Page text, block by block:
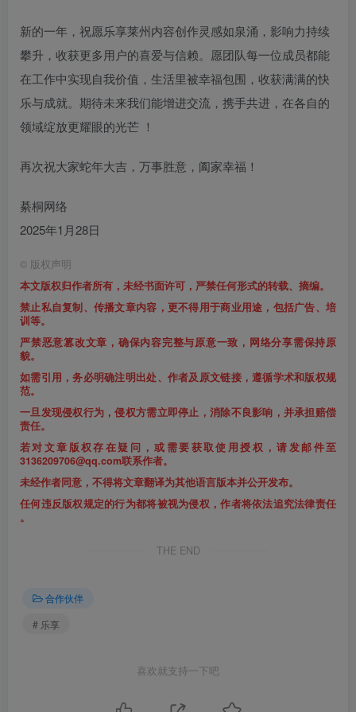
新的一年，祝愿乐享莱州内容创作灵感如泉涌，影响力持续
攀升，收获更多用户的喜爱与信赖。愿团队每一位成员都能
在工作中实现自我价值，生活里被幸福包围，收获满满的快
乐与成就。期待未来我们能增进交流，携手共进，在各自的
领域绽放更耀眼的光芒 ！
再次祝大家蛇年大吉，万事胜意，阖家幸福！
綦桐网络
2025年1月28日
© 版权声明
本文版权归作者所有，未经书面许可，严禁任何形式的转载、摘编。
禁止私自复制、传播文章内容，更不得用于商业用途，包括广告、培
训等。
严禁恶意篡改文章，确保内容完整与原意一致，网络分享需保持原
貌。
如需引用，务必明确注明出处、作者及原文链接，遵循学术和版权规
范。
一旦发现侵权行为，侵权方需立即停止，消除不良影响，并承担赔偿
责任。
若对文章版权存在疑问，或需要获取使用授权，请发邮件至
3136209706@qq.com联系作者。
未经作者同意，不得将文章翻译为其他语言版本并公开发布。
任何违反版权规定的行为都将被视为侵权，作者将依法追究法律责任
。
THE END
合作伙伴
# 乐享
喜欢就支持一下吧